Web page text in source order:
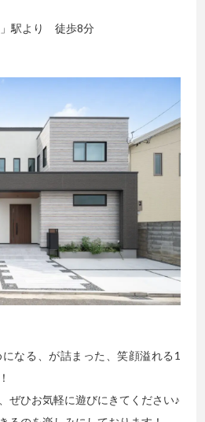
」駅より 徒歩8分
なる、が詰まった、笑顔溢れる1
ぜひお気軽に遊びにきてください♪